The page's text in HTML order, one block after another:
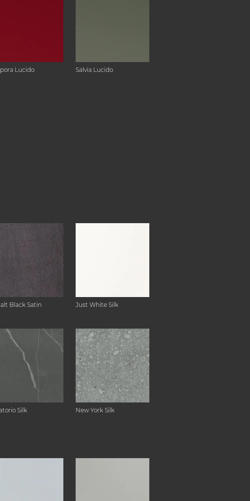
Lucido Salvia Lucido
Black Satin Just White Silk
Silk New York Silk